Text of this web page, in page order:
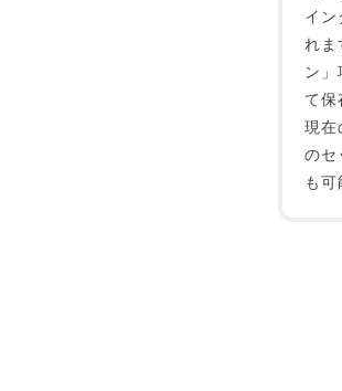
イン
れま
ン
て
現在
のセ
も可